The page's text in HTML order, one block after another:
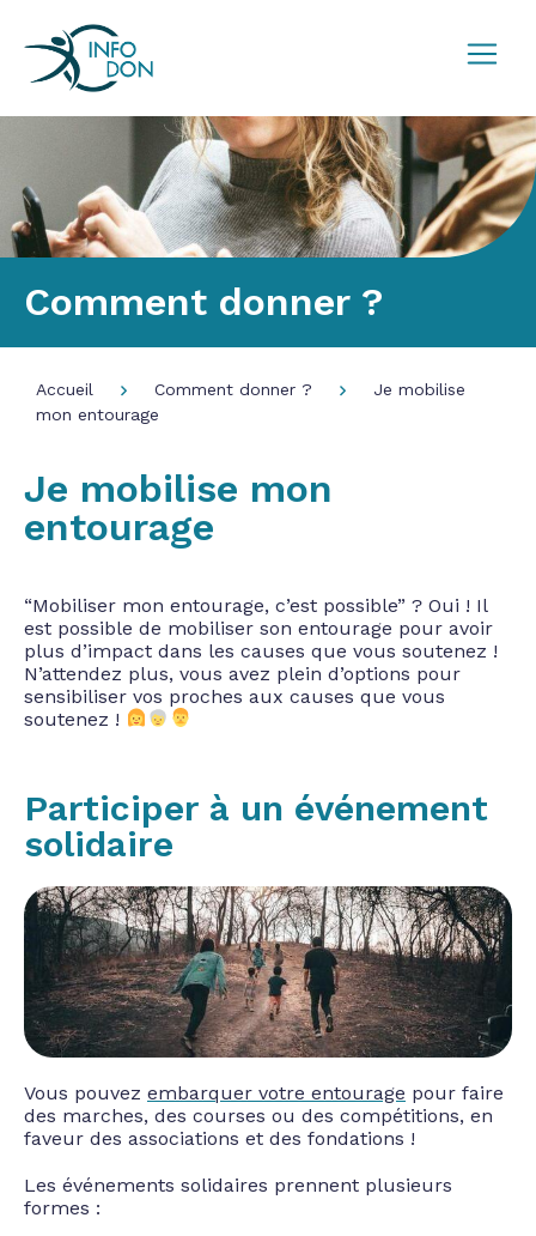
Comment donner ?
Accueil Comment donner ?
Je mobilise
mon entourage
Je mobilise mon
entourage
“Mobiliser mon entourage, c’est possible” ? Oui ! Il
est possible de mobiliser son entourage pour avoir
plus d’impact dans les causes que vous soutenez !
N’attendez plus, vous avez plein d’options pour
sensibiliser vos proches aux causes que vous
soutenez !
Participer à un événement
solidaire
Vous pouvez embarquer votre entourage pour faire
des marches, des courses ou des compétitions, en
faveur des associations et des fondations !
Les événements solidaires prennent plusieurs
formes :